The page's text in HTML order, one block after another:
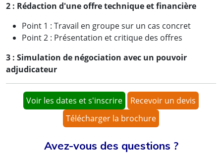
2 : Rédaction d'une offre technique et financière
Point 1 : Travail en groupe sur un cas concret
Point 2 : Présentation et critique des offres
3 : Simulation de négociation avec un pouvoir
adjudicateur
Voir les dates et s'inscrire
Recevoir un devis
Télécharger la brochure
Avez-vous des questions ?